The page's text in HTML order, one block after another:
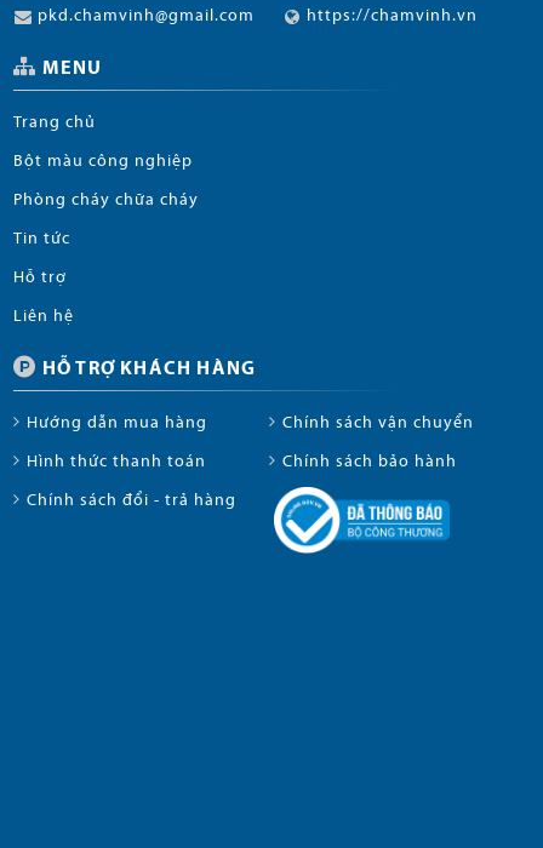
pkd.chamvinh@gmail.com https://chamvinh.vn
MENU
Trang chủ
Bột màu công nghiệp
Phòng cháy chữa cháy
Tin tức
Hỗ trợ
Liên hệ
HỖ TRỢ KHÁCH HÀNG
Hướng dẫn mua hàng Chính sách vận chuyển
Hình thức thanh toán Chính sách bảo hành
Chính sách đổi - trả hàng